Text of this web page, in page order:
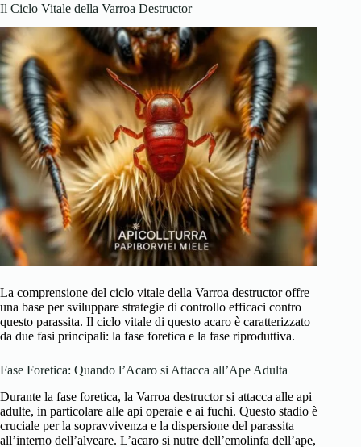
Il Ciclo Vitale della Varroa Destructor
La comprensione del ciclo vitale della Varroa destructor offre
una base per sviluppare strategie di controllo efficaci contro
questo parassita. Il ciclo vitale di questo acaro è caratterizzato
da due fasi principali: la fase foretica e la fase riproduttiva.
Fase Foretica: Quando l’Acaro si Attacca all’Ape Adulta
Durante la fase foretica, la Varroa destructor si attacca alle api
adulte, in particolare alle api operaie e ai fuchi. Questo stadio è
cruciale per la sopravvivenza e la dispersione del parassita
all’interno dell’alveare. L’acaro si nutre dell’emolinfa dell’ape,